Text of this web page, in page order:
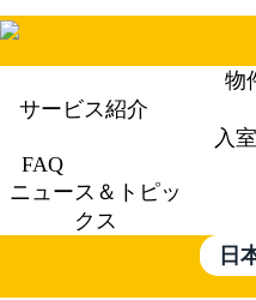
物
サービス紹介
入
FAQ
ニュース＆トピッ
クス
日